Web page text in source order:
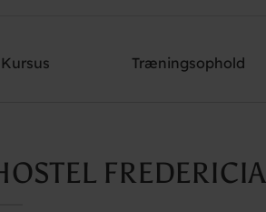
Kursus Træningsophold
FREDERICIA